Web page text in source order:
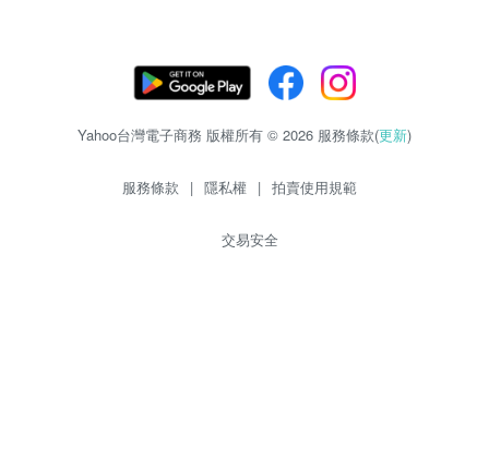
Yahoo台灣電子商務 版權所有 © 2026 服務條款(更新)
服務條款 | 隱私權 | 拍賣使用規範
交易安全